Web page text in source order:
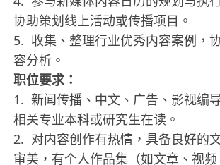
协助策划线上活动或传播项目。
5. 收集、整理行业优秀内容案例，
容分析。
职位要求：
1. 新闻传播、中文、广告、影视编
相关专业本科或研究生在读。
2. 对内容创作有热情，具备良好的
审美，有个人作品集（如文章、视